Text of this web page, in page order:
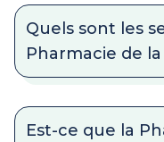
Quels sont les
Pharmacie de la
Est-ce que la